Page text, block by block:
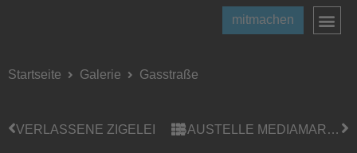
mitmachen
Startseite Galerie Gasstraße
VERLASSENE ZIGELEI BAUSTELLE MEDIAMARKT